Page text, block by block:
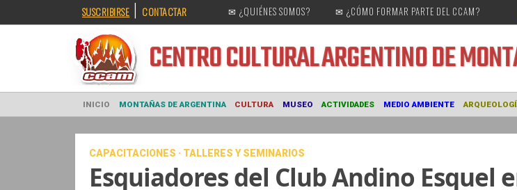
SUSCRIBIRSE | CONTACTAR ✉ ¿QUIÉNES SOMOS? ✉ ¿CÓMO FORMAR PARTE DEL CCAM?
CENTRO CULTURALARGENTINO DE
INICIO MONTAÑAS DE ARGENTINA CULTURA MUSEO ACTIVIDADES MEDIO AMBIENTE
CAPACITACIONES · TALLERES Y SEMINARIOS
Esquiadores del Club Andino Esquel